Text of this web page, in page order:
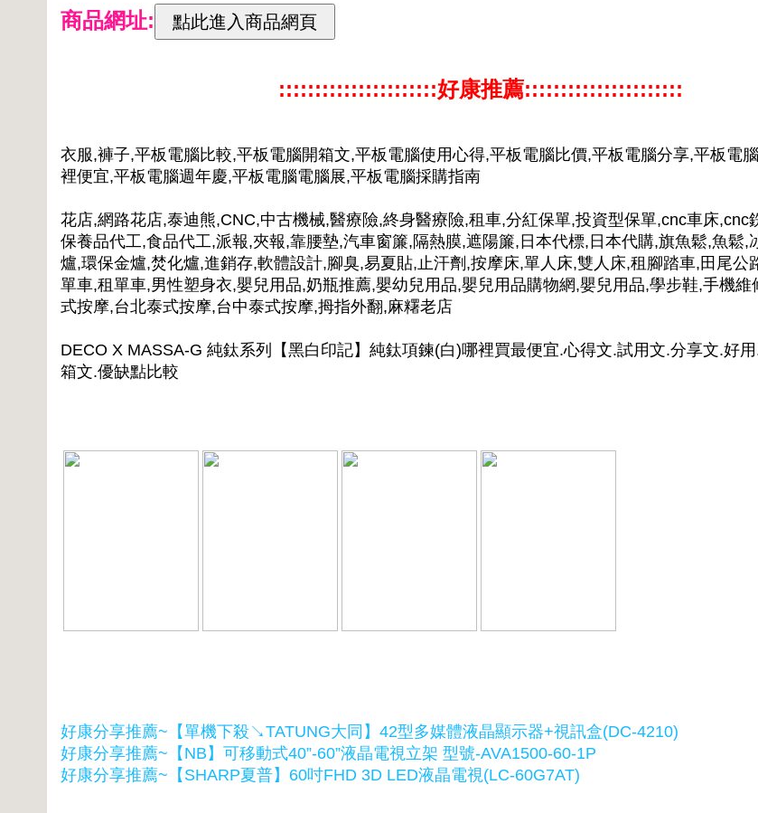
商品網址:
::::::::::::::::::::::好康推薦::::::::::::::::::::::
衣服,褲子,平板電腦比較,平板電腦開箱文,平板電腦使用心得,平板電腦比價,平板電腦分享,平板電
裡便宜,平板電腦週年慶,平板電腦電腦展,平板電腦採購指南
花店,網路花店,泰迪熊,CNC,中古機械,醫療險,終身醫療險,租車,分紅保單,投資型保單,cnc車床,cnc
保養品代工,食品代工,派報,夾報,靠腰墊,汽車窗簾,隔熱膜,遮陽簾,日本代標,日本代購,旗魚鬆,魚鬆,
爐,環保金爐,焚化爐,進銷存,軟體設計,腳臭,易夏貼,止汗劑,按摩床,單人床,雙人床,租腳踏車,田尾公
單車,租單車,男性塑身衣,嬰兒用品,奶瓶推薦,嬰幼兒用品,嬰兒用品購物網,嬰兒用品,學步鞋,手機維
式按摩,台北泰式按摩,台中泰式按摩,拇指外翻,麻糬老店
DECO X MASSA-G 純鈦系列【黑白印記】純鈦項鍊(白)哪裡買最便宜.心得文.試用文.分享文.好
箱文.優缺點比較
好康分享推薦~【單機下殺↘TATUNG大同】42型多媒體液晶顯示器+視訊盒(DC-4210)
好康分享推薦~【NB】可移動式40”-60”液晶電視立架 型號-AVA1500-60-1P
好康分享推薦~【SHARP夏普】60吋FHD 3D LED液晶電視(LC-60G7AT)